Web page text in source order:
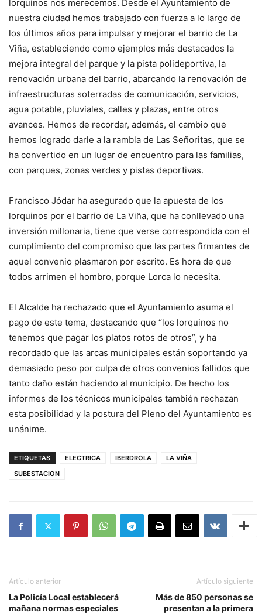
lorquinos nos merecemos. Desde el Ayuntamiento de
nuestra ciudad hemos trabajado con fuerza a lo largo de
los últimos años para impulsar y mejorar el barrio de La
Viña, estableciendo como ejemplos más destacados la
mejora integral del parque y la pista polideportiva, la
renovación urbana del barrio, abarcando la renovación de
infraestructuras soterradas de comunicación, servicios,
agua potable, pluviales, calles y plazas, entre otros
avances. Hemos de recordar, además, el cambio que
hemos logrado darle a la rambla de Las Señoritas, que se
ha convertido en un lugar de encuentro para las familias,
con parques, zonas verdes y pistas deportivas.
Francisco Jódar ha asegurado que la apuesta de los
lorquinos por el barrio de La Viña, que ha conllevado una
inversión millonaria, tiene que verse correspondida con el
cumplimiento del compromiso que las partes firmantes de
aquel convenio plasmaron por escrito. Es hora de que
todos arrimen el hombro, porque Lorca lo necesita.
El Alcalde ha rechazado que el Ayuntamiento asuma el
pago de este tema, destacando que “los lorquinos no
tenemos que pagar los platos rotos de otros”, y ha
recordado que las arcas municipales están soportando ya
demasiado peso por culpa de otros convenios fallidos que
tanto daño están haciendo al municipio. De hecho los
informes de los técnicos municipales también rechazan
esta posibilidad y la postura del Pleno del Ayuntamiento es
unánime.
ETIQUETAS ELECTRICA IBERDROLA
LA VIÑA
SUBESTACION
Artículo anterior
La Policía Local establecerá
mañana normas especiales
Artículo siguiente
Más de 850 personas se
presentan a la primera